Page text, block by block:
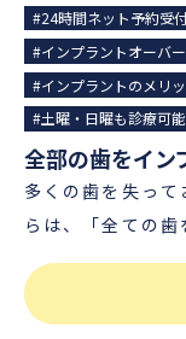
トを40代で装着
います。 同調査ではブリッジが24.4%、部分入れ歯は
2.1%となってお
は歯を失った若い
択肢となっていることが
６年歯科疾患実態調査」厚
歯・ブリッジとの違い 抜歯後の歯を補う治
主にインプラン
す。 1）インプラント インプラント治療は、歯を失った
#24時間ネット予約受
#インプラントオーバ
#インプラントのメリ
#土曜・日曜も診療可能
多くの歯を失っ
らは、「全ての
い」、「できた
れて不安...」という声
ルオン4（オール